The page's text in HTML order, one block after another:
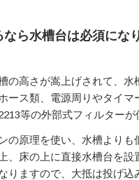
ら水槽台は必須にな
の高さが嵩上げされて、水
ース類、電源周りやタイマ
等の外部式フィルターが
の原理を使い、水槽よりも
、床の上に直接水槽台を設
りますので、大抵は投げ込